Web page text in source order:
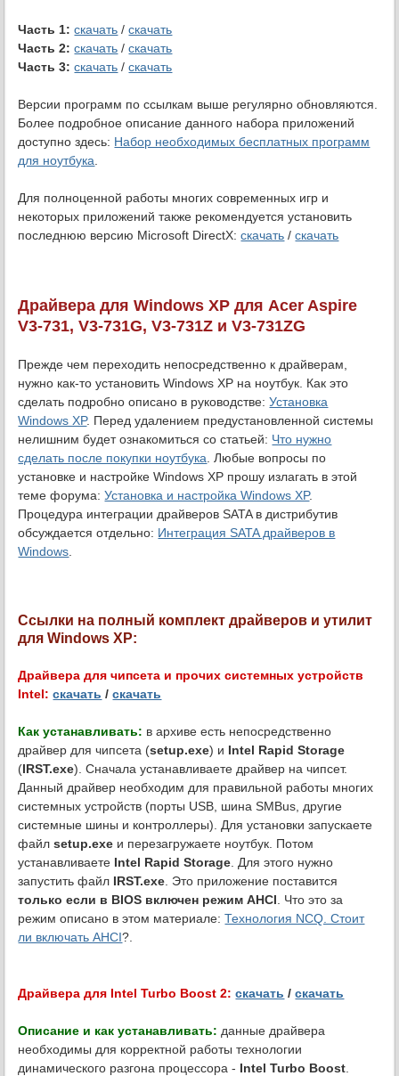
Часть 1: скачать /скачать
Часть 2: скачать /скачать
Часть 3: скачать /скачать
Версии программ по ссылкам выше регулярно обновляются.
Более подробное описание данного набора приложений
доступно здесь: Набор необходимых бесплатных программ
для ноутбука
Для полноценной работы многих современных игр и
некоторых приложений также рекомендуется установить
последнюю версию Microsoft DirectX:скачать /скачать
Драйвера для Windows XP для Acer Aspire
V3-731, V3-731G, V3-731Z и V3-731ZG
Прежде чем переходить непосредственно к драйверам,
нужно как-то установить Windows XP на ноутбук. Как это
сделать подробно описано в руководстве:Установка
Windows XP. Перед удалением предустановленной системы
нелишним будет ознакомиться со статьей: Что нужно
сделать после покупки ноутбука . Любые вопросы по
установке и настройке Windows XP прошу излагать в этой
теме форума:Установка и настройка Windows XP.
Процедура интеграции драйверов SATA в дистрибутив
обсуждается отдельно: Интеграция SATA драйверов в
Windows
Ссылки на полный комплект драйверов и утилит
для Windows XP:
Драйвера для чипсета и прочих системных устройств
Intel: скачать /скачать
Как устанавливать: в архиве есть непосредственно
драйвер для чипсета (setup.exe) и Intel Rapid Storage
(IRST.exe). Сначала устанавливаете драйвер на чипсет.
Данный драйвер необходим для правильной работы многих
системных устройств (порты USB, шина SMBus, другие
системные шины и контроллеры). Для установки запускаете
файлsetup.exe и перезагружаете ноутбук. Потом
устанавливаете Intel Rapid Storage . Для этого нужно
запустить файл IRST.exe . Это приложение поставится
только если в BIOS включен режим AHCI . Что это за
режим описано в этом материале:Технология NCQ. Стоит
ли включать AHCI?.
Драйвера для Intel Turbo Boost 2: скачать /скачать
Описание и как устанавливать: данные драйвера
необходимы для корректной работы технологии
динамического разгона процессора - Intel Turbo Boost